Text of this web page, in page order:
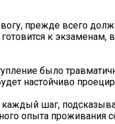
прежде всего
готовится к
было
настойчиво
каждый шаг,
опыта проживания